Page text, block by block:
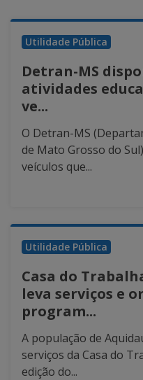
Utilidade Pública
Detran-MS
atividades
ve...
O Detran-MS
de Mato Grosso do
veículos que...
Utilidade Pública
Casa do
leva serviços e
program...
A população de
serviços da Casa do
edição do...